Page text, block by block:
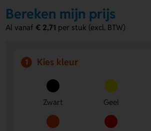
wasbeurten mooi. De mok kan eventueel in
gepersonaliseerde geschenkdoos geleverd
direct of vraag een offerte aan.
mok
Volledige sublimatiebedrukking:
levendige kleuren en haarscherpe
Verschillende kleuren:
Kies uit zes
handvat en binnenkant.
Personaliseerbaar:
Voeg namen,
Bereken mijn prijs
Al vanaf€ 2,71 per stuk (excl. BTW)
1 Kies kleur
Zwart Geel